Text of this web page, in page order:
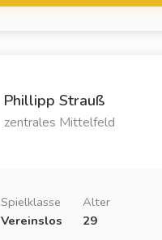
Phillipp Strauß
zentrales Mittelfeld
Spielklasse
Vereinslos
Alter
29